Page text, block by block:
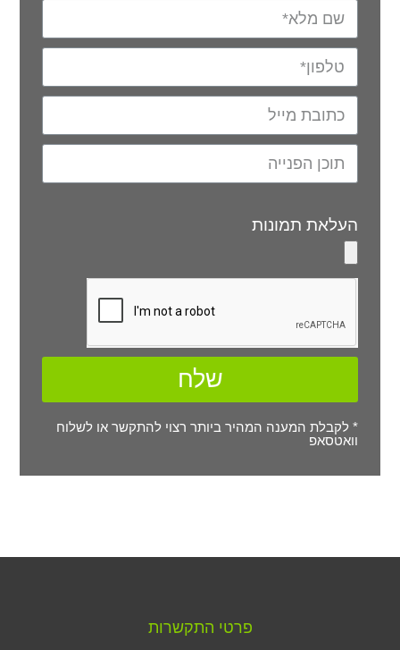
העלאת תמונות
שלח
* לקבלת המענה המהיר ביותר רצוי להתקשר או לשלוח
וואטסאפ
פרטי התקשרות